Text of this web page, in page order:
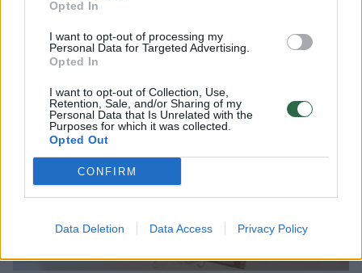
Opted In
I want to opt-out of processing my
Personal Data for Targeted Advertising.
Opted In
I want to opt-out of Collection, Use,
Retention, Sale, and/or Sharing of my
Personal Data that Is Unrelated with the
Purposes for which it was collected.
Opted Out
CONFIRM
Data Deletion Data Access Privacy Policy
prasidėsi, tai tiktai bėdos turėsi.
Daugiau nuotraukų (3)